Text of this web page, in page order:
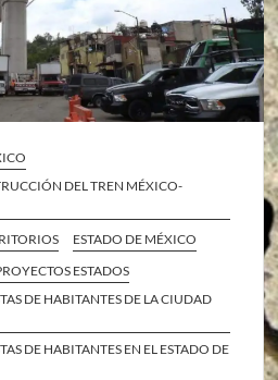
DEL TREN MÉXICO-
ESTADO DE MÉXICO
ESTADOS
DE HABITANTES DE LA CIUDAD
DE HABITANTES EN EL ESTADO DE